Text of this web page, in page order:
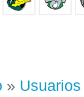
» Usuarios